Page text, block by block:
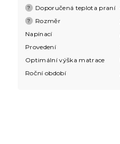
? Doporučená teplota praní
? Rozměr
Napínací
Provedení
Optimální výška matrace
Roční období